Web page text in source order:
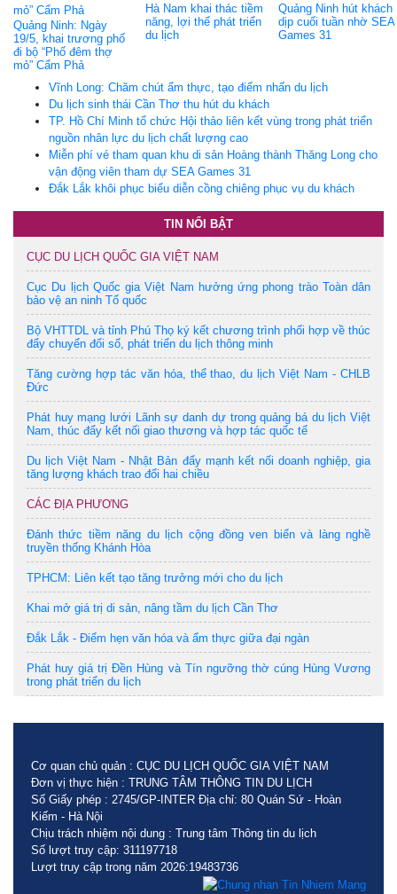
Quảng Ninh: Ngày
19/5, khai trương phố
đi bộ “Phố đêm thợ
mỏ” Cẩm Phả
Hà Nam khai thác tiềm
năng, lợi thế phát triển
du lịch
Quảng Ninh hút khách
dịp cuối tuần nhờ SEA
Games 31
Vĩnh Long: Chăm chút ẩm thực, tạo điểm nhấn du lịch
Du lịch sinh thái Cần Thơ thu hút du khách
TP. Hồ Chí Minh tổ chức Hội thảo liên kết vùng trong phát triển
nguồn nhân lực du lịch chất lượng cao
Miễn phí vé tham quan khu di sản Hoàng thành Thăng Long cho
vận động viên tham dự SEA Games 31
Đắk Lắk khôi phục biểu diễn cồng chiêng phục vụ du khách
TIN NỔI BẬT
CỤC DU LỊCH QUỐC GIA VIỆT NAM
Cục Du lịch Quốc gia Việt Nam hưởng ứng phong trào Toàn dân
bảo vệ an ninh Tổ quốc
Bộ VHTTDL và tỉnh Phú Thọ ký kết chương trình phối hợp về thúc
đẩy chuyển đổi số, phát triển du lịch thông minh
Tăng cường hợp tác văn hóa, thể thao, du lịch Việt Nam - CHLB
Đức
Phát huy mạng lưới Lãnh sự danh dự trong quảng bá du lịch Việt
Nam, thúc đẩy kết nối giao thương và hợp tác quốc tế
Du lịch Việt Nam - Nhật Bản đẩy mạnh kết nối doanh nghiệp, gia
tăng lượng khách trao đổi hai chiều
CÁC ĐỊA PHƯƠNG
Đánh thức tiềm năng du lịch cộng đồng ven biển và làng nghề
truyền thống Khánh Hòa
TPHCM: Liên kết tạo tăng trưởng mới cho du lịch
Khai mở giá trị di sản, nâng tầm du lịch Cần Thơ
Đắk Lắk - Điểm hẹn văn hóa và ẩm thực giữa đại ngàn
Phát huy giá trị Đền Hùng và Tín ngưỡng thờ cúng Hùng Vương
trong phát triển du lịch
Cơ quan chủ quản : CỤC DU LỊCH QUỐC GIA VIỆT NAM
Đơn vị thực hiện : TRUNG TÂM THÔNG TIN DU LỊCH
Số Giấy phép : 2745/GP-INTER Địa chỉ: 80 Quán Sứ - Hoàn
Kiếm - Hà Nội
Chịu trách nhiệm nội dung : Trung tâm Thông tin du lịch
Số lượt truy cập: 311197718
Lượt truy cập trong năm 2026:19483736